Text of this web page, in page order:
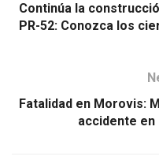
Continúa la
PR-52: Conozca los
Fatalidad en Morovis:
accidente en